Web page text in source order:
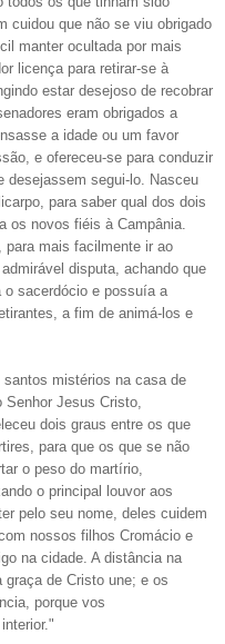
cuidou que não se viu obrigado
manter ocultada por mais
licença para retirar-se à
estar desejoso de recobrar
eram obrigados a
a idade ou um favor
e ofereceu-se para conduzir
desejassem segui-lo. Nasceu
para saber qual dos dois
os novos fiéis à Campânia.
para mais facilmente ir ao
disputa, achando que
o sacerdócio e possuía a
a fim de animá-los e
santos mistérios na casa de
Senhor Jesus Cristo,
dois graus entre os que
para que os que se não
o peso do martírio,
o principal louvor aos
pelo seu nome, deles cuidem
nossos filhos Cromácio e
na cidade. A distância na
graça de Cristo une; e os
porque vos